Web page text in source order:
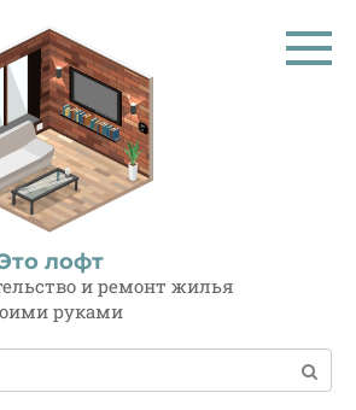
лофт
и ремонт жилья
руками